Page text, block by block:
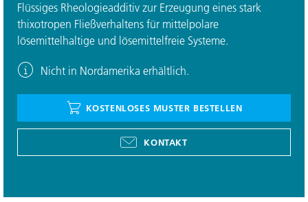
Flüssiges Rheologieadditiv zur Erzeugung eines stark
thixotropen Fließverhaltens für mittelpolare
lösemittelhaltige und lösemittelfreie Systeme.
Nicht in Nordamerika erhältlich.
KOSTENLOSES MUSTER BESTELLEN
KONTAKT